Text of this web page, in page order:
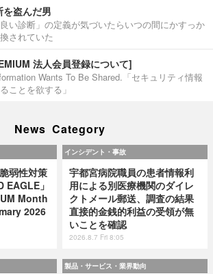
を盗んだ男
い診断」の定義が気づいたらいつの間にかすっか
されていた
法人会員登録について]
Wants To Be Shared.「セキュリティ情報
ことを欲する」
News Category
弱性対策
EAGLE」
Month
2026
インシデント・事故
宇都宮病院職員の患者情報利
用による別医療機関のダイレ
クトメール郵送、調査の結果
直接的金銭的利益の受領が無
いことを確認
2026.8.7 Fri 8:05
製品・サービス・業界動向